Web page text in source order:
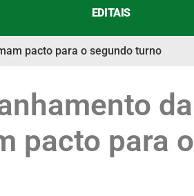
EDITAIS
pacto para o segundo turno
da
pacto para o